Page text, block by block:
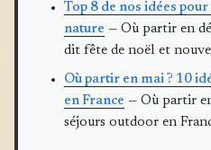
Top 8 de nos idées
nature — Où partir en
dit fête de noël et
Où partir en mai ? 10
en France — Où partir
séjours outdoor en